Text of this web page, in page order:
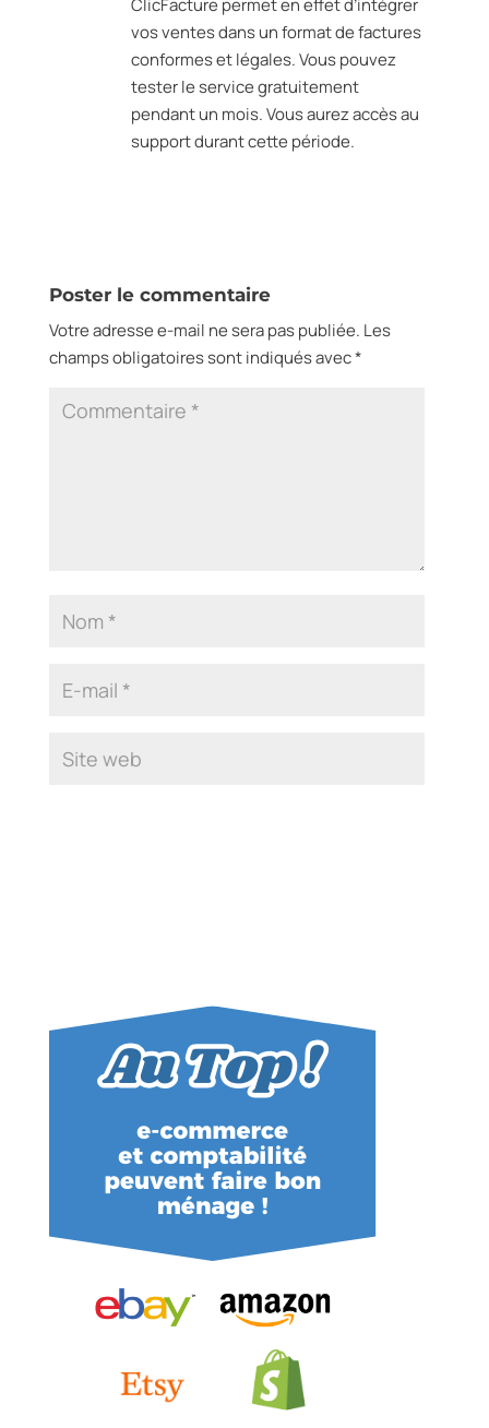
ClicFacture permet en effet d’intégrer
vos ventes dans un format de factures
conformes et légales. Vous pouvez
tester le service gratuitement
pendant un mois. Vous aurez accès au
support durant cette période.
Poster le commentaire
Votre adresse e-mail ne sera pas publiée. Les
champs obligatoires sont indiqués avec*